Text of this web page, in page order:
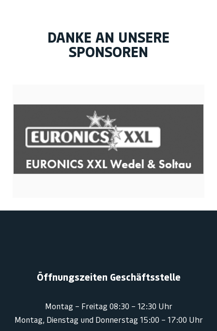
DANKE AN UNSERE
SPONSOREN
Öffnungszeiten Geschäftsstelle
Montag – Freitag 08:30 – 12:30 Uhr
Montag, Dienstag und Donnerstag 15:00 – 17:00 Uhr